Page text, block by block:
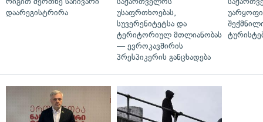
დაარეგისტრირა
უსაფრთხოებას,
სუვერენიტეტსა და
ტერიტორიულ მთლიანობას
— ევროკავშირის
პრესპიკერის განცხადება